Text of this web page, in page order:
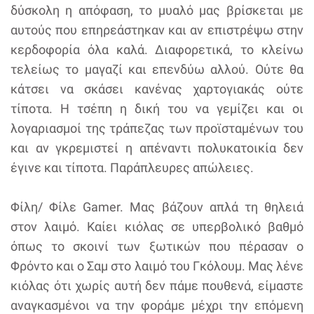
δύσκολη η απόφαση, το μυαλό μας βρίσκεται με
αυτούς που επηρεάστηκαν και αν επιστρέψω στην
κερδοφορία όλα καλά. Διαφορετικά, το κλείνω
τελείως το μαγαζί και επενδύω αλλού. Ούτε θα
κάτσει να σκάσει κανένας χαρτογιακάς ούτε
τίποτα. Η τσέπη η δική του να γεμίζει και οι
λογαριασμοί της τράπεζας των προϊσταμένων του
και αν γκρεμιστεί η απέναντι πολυκατοικία δεν
έγινε και τίποτα. Παράπλευρες απώλειες.
Φίλη/ Φίλε Gamer. Μας βάζουν απλά τη θηλειά
στον λαιμό. Καίει κιόλας σε υπερβολικό βαθμό
όπως το σκοινί των ξωτικών που πέρασαν ο
Φρόντο και ο Σαμ στο λαιμό του Γκόλουμ. Μας λένε
κιόλας ότι χωρίς αυτή δεν πάμε πουθενά, είμαστε
αναγκασμένοι να την φοράμε μέχρι την επόμενη